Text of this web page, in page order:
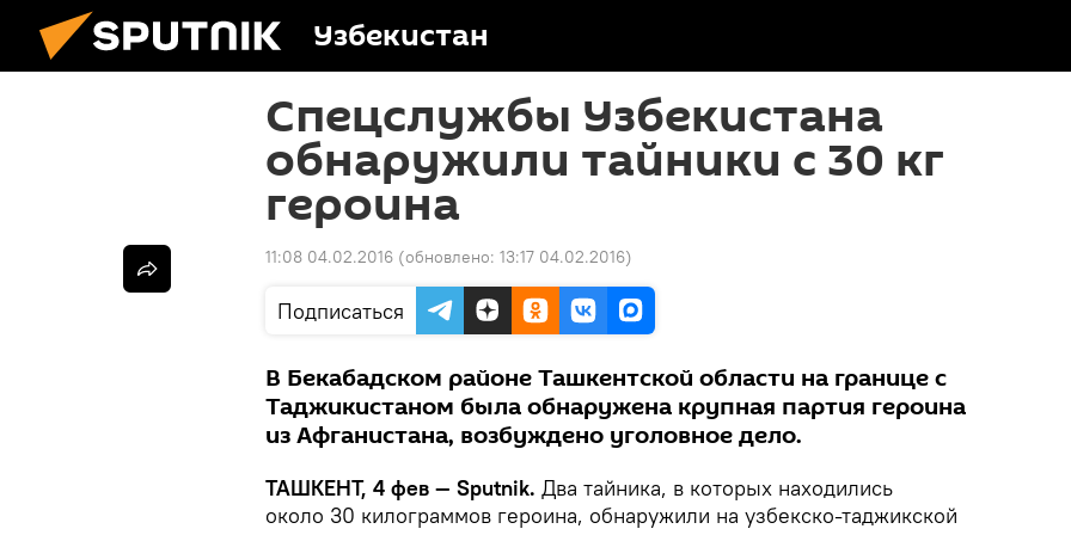
Узбекистан
Спецслужбы Узбекистана
обнаружили тайники с 30 кг
героина
11:08 04.02.2016 (обновлено: 13:17 04.02.2016)
Подписаться
В Бекабадском районе Ташкентской области на границе с
Таджикистаном была обнаружена крупная партия героина
из Афганистана, возбуждено уголовное дело.
ТАШКЕНТ, 4 фев — Sputnik. Два тайника, в которых находились
около 30 килограммов героина, обнаружили на узбекско-таджикской